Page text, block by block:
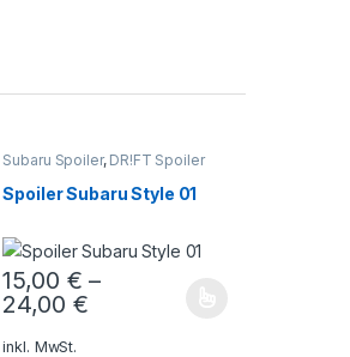
der Produktseite gewählt werden
auf. Die Optionen können auf der
Subaru Spoiler, DR!FT Spoiler
Spoiler Subaru Style 01
15,00 € –
24,00 €
Dieses Produkt weist mehrere Varianten
inkl. MwSt.